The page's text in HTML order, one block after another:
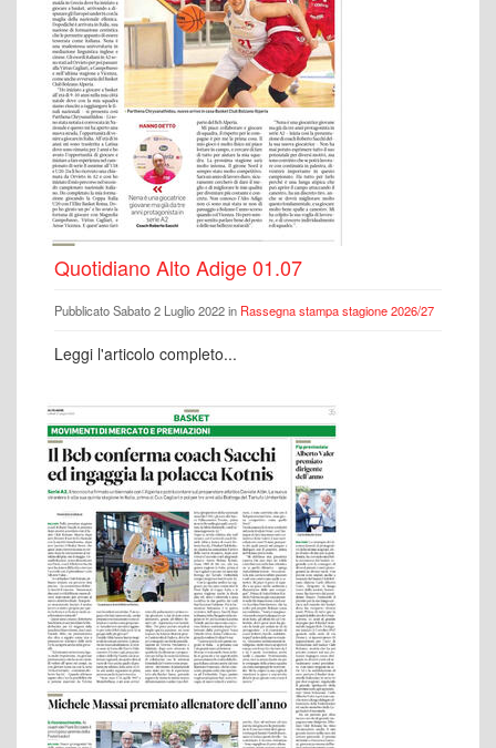
Quotidiano Alto Adige 01.07
Pubblicato Sabato 2 Luglio 2022 in Rassegna stampa stagione 2026/27
Leggi l'articolo completo...